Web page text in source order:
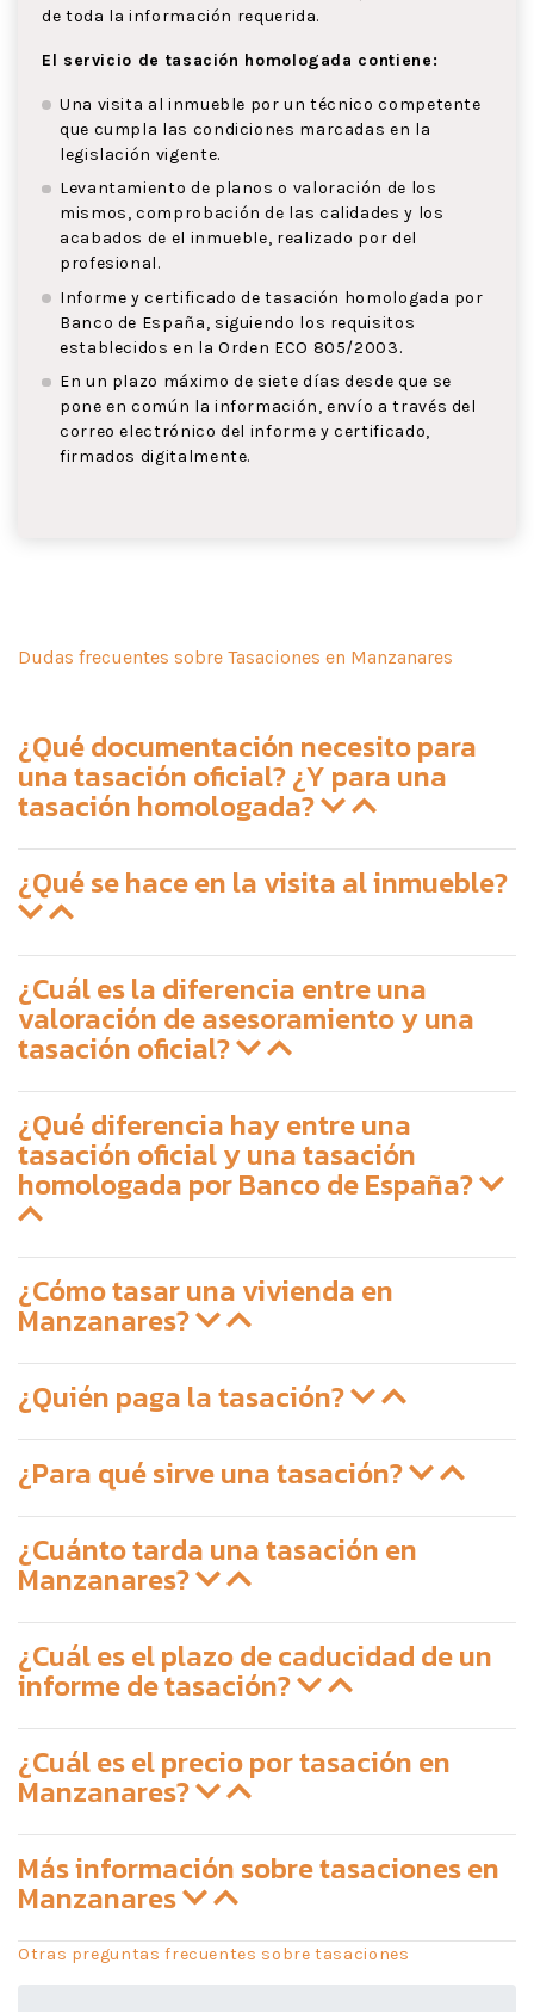
de toda la información requerida.
El servicio de tasación homologada contiene:
Una visita al inmueble por un técnico competente
que cumpla las condiciones marcadas en la
legislación vigente.
Levantamiento de planos o valoración de los
mismos, comprobación de las calidades y los
acabados de el inmueble, realizado por del
profesional.
Informe y certificado de tasación homologada por
Banco de España, siguiendo los requisitos
establecidos en la Orden ECO 805/2003.
En un plazo máximo de siete días desde que se
pone en común la información, envío a través del
correo electrónico del informe y certificado,
firmados digitalmente.
Dudas frecuentes sobre Tasaciones en Manzanares
¿Qué documentación necesito para
una tasación oficial? ¿Y para una
tasación homologada?
¿Qué se hace en la visita al inmueble?
¿Cuál es la diferencia entre una
valoración de asesoramiento y una
tasación oficial?
¿Qué diferencia hay entre una
tasación oficial y una tasación
homologada por Banco de España?
¿Cómo tasar una vivienda en
Manzanares?
¿Quién paga la tasación?
¿Para qué sirve una tasación?
¿Cuánto tarda una tasación en
Manzanares?
¿Cuál es el plazo de caducidad de un
informe de tasación?
¿Cuál es el precio por tasación en
Manzanares?
Más información sobre tasaciones en
Manzanares
Otras preguntas frecuentes sobre tasaciones